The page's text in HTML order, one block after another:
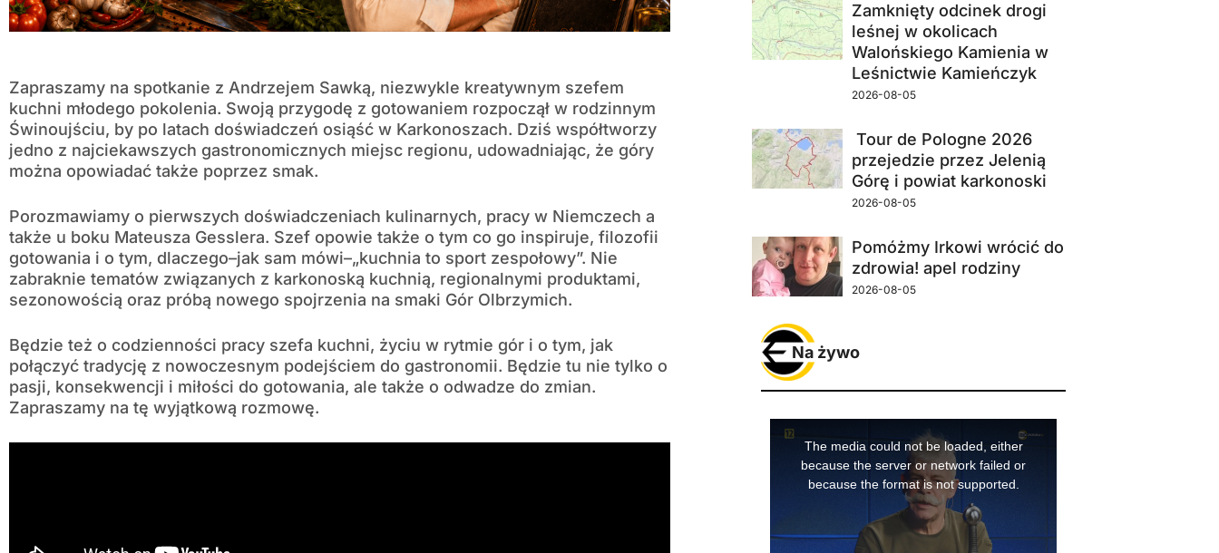
Zapraszamy na spotkanie z Andrzejem Sawką, niezwykle kreatywnym szefem
kuchni młodego pokolenia. Swoją przygodę z gotowaniem rozpoczął w rodzinnym
Świnoujściu, by po latach doświadczeń osiąść w Karkonoszach. Dziś współtworzy
jedno z najciekawszych gastronomicznych miejsc regionu, udowadniając, że góry
można opowiadać także poprzez smak.
Porozmawiamy o pierwszych doświadczeniach kulinarnych, pracy w Niemczech a
także u boku Mateusza Gesslera. Szef opowie także o tym co go inspiruje, filozofii
gotowania i o tym, dlaczego–jak sam mówi–„kuchnia to sport zespołowy”. Nie
zabraknie tematów związanych z karkonoską kuchnią, regionalnymi produktami,
sezonowością oraz próbą nowego spojrzenia na smaki Gór Olbrzymich.
Będzie też o codzienności pracy szefa kuchni, życiu w rytmie gór i o tym, jak
połączyć tradycję z nowoczesnym podejściem do gastronomii. Będzie tu nie tylko o
pasji, konsekwencji i miłości do gotowania, ale także o odwadze do zmian.
Zapraszamy na tę wyjątkową rozmowę.
Zamknięty odcinek drogi
leśnej w okolicach
Walońskiego Kamienia w
Leśnictwie Kamieńczyk
2026-08-05
Tour de Pologne 2026
przejedzie przez Jelenią
Górę i powiat karkonoski
2026-08-05
Pomóżmy Irkowi wrócić do
zdrowia! apel rodziny
2026-08-05
Na żywo